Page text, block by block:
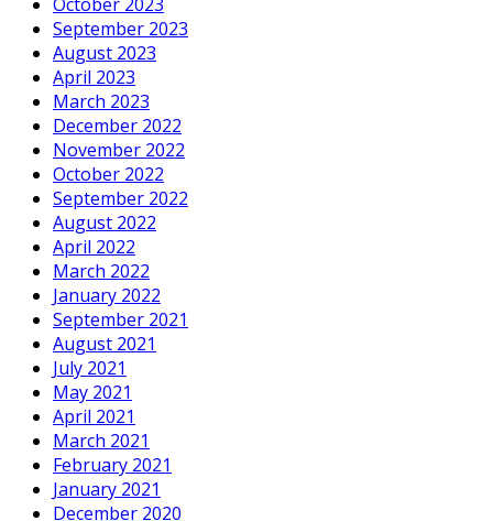
October 2023
September 2023
August 2023
April 2023
March 2023
December 2022
November 2022
October 2022
September 2022
August 2022
April 2022
March 2022
January 2022
September 2021
August 2021
July 2021
May 2021
April 2021
March 2021
February 2021
January 2021
December 2020